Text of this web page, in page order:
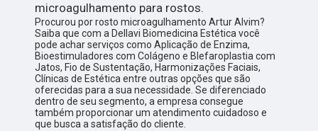
microagulhamento para rostos.
Procurou por rosto microagulhamento Artur Alvim?
Saiba que com a Dellavi Biomedicina Estética você
pode achar serviços como Aplicação de Enzima,
Bioestimuladores com Colágeno e Blefaroplastia com
Jatos, Fio de Sustentação, Harmonizações Faciais,
Clínicas de Estética entre outras opções que são
oferecidas para a sua necessidade. Se diferenciado
dentro de seu segmento, a empresa consegue
também proporcionar um atendimento cuidadoso e
que busca a satisfação do cliente.